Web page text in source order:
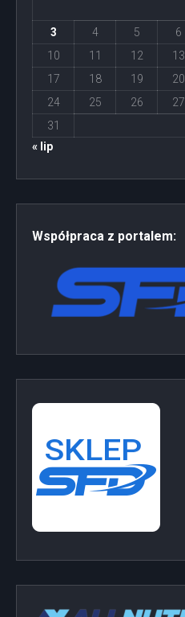
3
4 5 6
10
11 12 13
17
18 19 20
24
25 26 27
31
« lip
Współpraca z portalem: